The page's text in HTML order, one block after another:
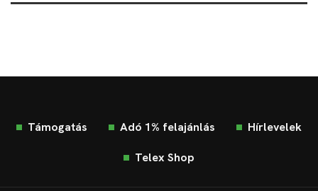
Támogatás Adó 1% felajánlás Hírlevelek
Telex Shop